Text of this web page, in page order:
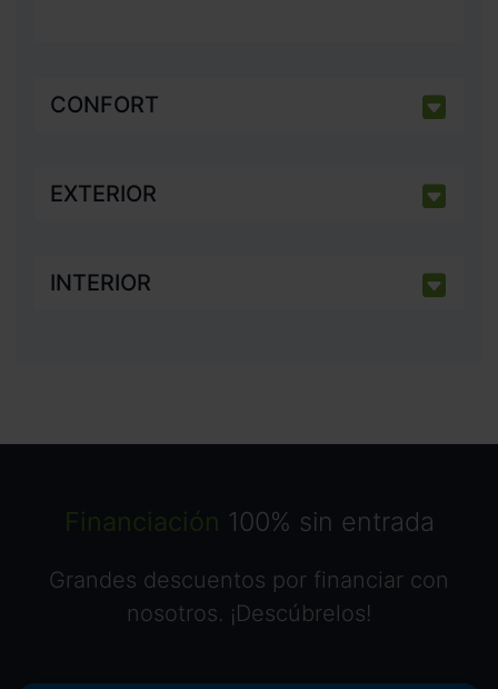
CONFORT
EXTERIOR
INTERIOR
Financiación 100% sin entrada
Grandes descuentos por financiar con
nosotros. ¡Descúbrelos!